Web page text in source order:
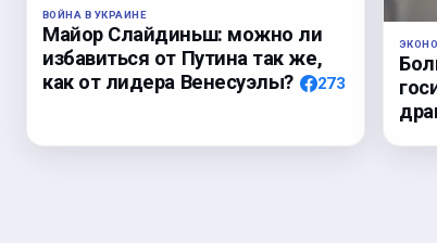
ВОЙНА В УКРАИНЕ
Майор Слайдиньш: можно ли
избавиться от Путина так же,
как от лидера Венесуэлы?
273